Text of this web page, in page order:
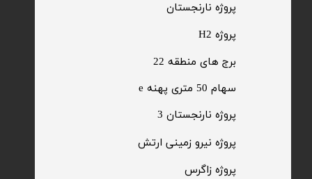
​سهام 50 متری پهنه e
برج های منطقه 22
پروژه H2
​پروژه زاگرس
​پروژه نارنجستان
​پروژه نیرو زمینی ارتش
​پروژه نارنجستان 3